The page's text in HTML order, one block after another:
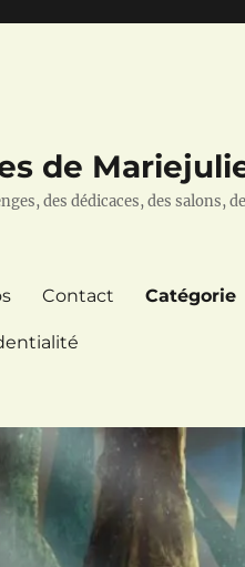
de
des dédicaces, des salons,
Contact Catégorie